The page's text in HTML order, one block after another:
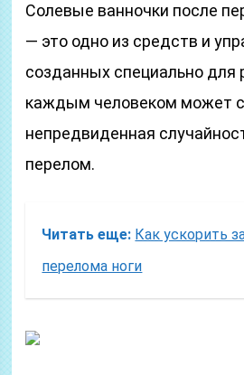
Солевые ванночки после
— это одно из средств и
созданных специально для
каждым человеком может
непредвиденная
перелом.
Читать еще: Как ускорить
перелома ноги